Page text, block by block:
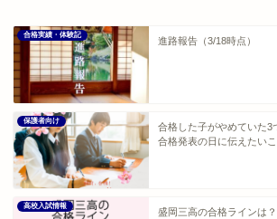
合格実績・体験記
進路報告（3/18時点）
保護者向け
合格した子がやめていた3
合格発表の日に伝えたいこ
高校入試情報
盛岡三高の合格ラインは